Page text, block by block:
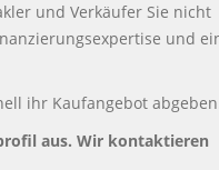
und Verkäufer Sie nicht
und
ihr Kaufangebot
aus. Wir kontaktieren